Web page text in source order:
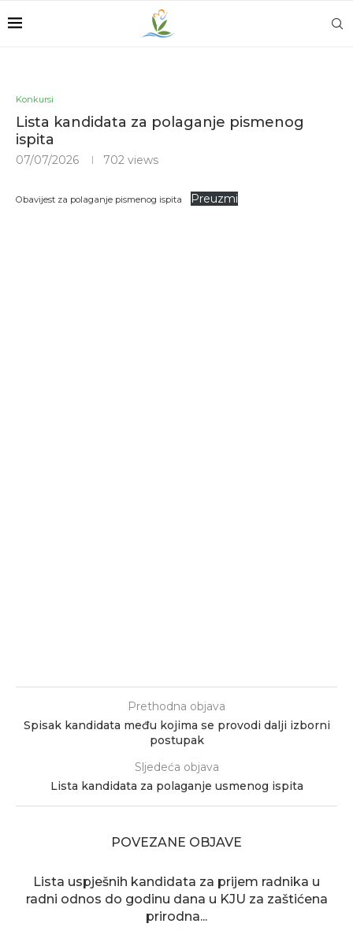
Konkursi
Lista kandidata za polaganje pismenog
ispita
07/07/2026 702 views
Obavijest za polaganje pismenog ispita Preuzmi
Prethodna objava
Spisak kandidata među kojima se provodi dalji izborni
postupak
Sljedeća objava
Lista kandidata za polaganje usmenog ispita
POVEZANE OBJAVE
Lista uspješnih kandidata za prijem radnika u
radni odnos do godinu dana u KJU za zaštićena
prirodna...